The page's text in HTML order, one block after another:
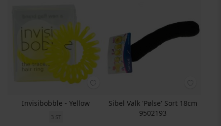
Invisibobble - Yellow
3 ST
Sibel Valk 'Pølse' Sort 18cm
9502193